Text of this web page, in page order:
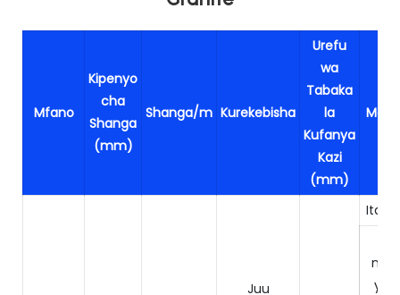
Mfano
Kipenyo
cha
Shanga
(mm)
Shanga/m Kurekebisha
Urefu
wa
Tabaka
la
Kufanya
Kazi
(mm)
Juu
Itale
ya